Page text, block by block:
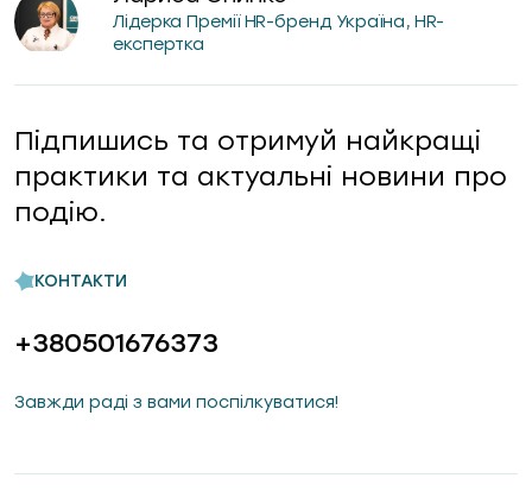
КОНТАКТИ
+380501676373
Завжди раді з вами поспілкуватися!
Лідерка Премії HR-бренд Україна, HR-
експертка
Підпишись та отримуй найкращі
практики та актуальні новини про
подію.